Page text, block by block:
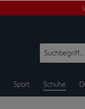
Sport Schuhe